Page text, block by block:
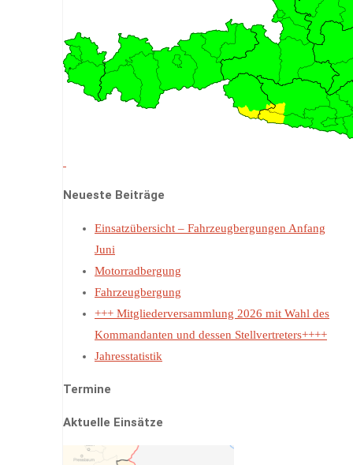
Neueste Beiträge
Einsatzübersicht – Fahrzeugbergungen Anfang
Juni
Motorradbergung
Fahrzeugbergung
+++ Mitgliederversammlung 2026 mit Wahl des
Kommandanten und dessen Stellvertreters++++
Jahresstatistik
Termine
Aktuelle Einsätze